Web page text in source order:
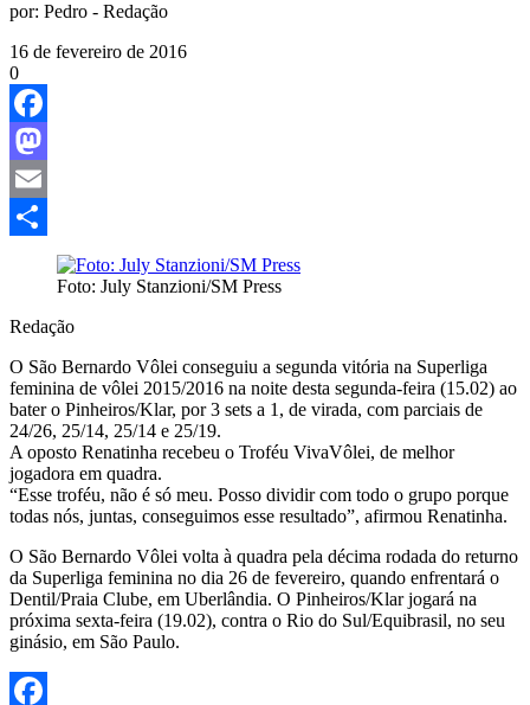
por: Pedro - Redação
16 de fevereiro de 2016
0
Facebook
Mastodon
Email
Foto: July Stanzioni/SM Press
Redação
O São Bernardo Vôlei conseguiu a segunda vitória na Superliga
feminina de vôlei 2015/2016 na noite desta segunda-feira (15.02) ao
bater o Pinheiros/Klar, por 3 sets a 1, de virada, com parciais de
24/26, 25/14, 25/14 e 25/19.
A oposto Renatinha recebeu o Troféu VivaVôlei, de melhor
jogadora em quadra.
“Esse troféu, não é só meu. Posso dividir com todo o grupo porque
todas nós, juntas, conseguimos esse resultado”, afirmou Renatinha.
O São Bernardo Vôlei volta à quadra pela décima rodada do returno
da Superliga feminina no dia 26 de fevereiro, quando enfrentará o
Dentil/Praia Clube, em Uberlândia. O Pinheiros/Klar jogará na
próxima sexta-feira (19.02), contra o Rio do Sul/Equibrasil, no seu
ginásio, em São Paulo.